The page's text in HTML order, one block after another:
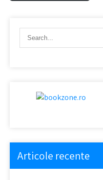
Articole recente